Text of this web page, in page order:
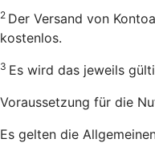
2 Der Versand von
kostenlos.
3 Es wird das jeweils
Voraussetzung für die
Es gelten die